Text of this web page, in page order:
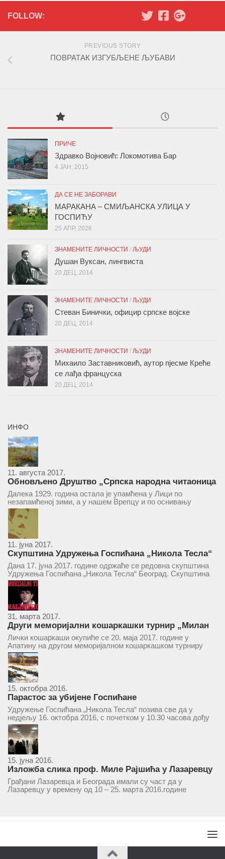
FOLLOW:
PREVIOUS STORY
ПОВРАТАК ИЗГУБЉЕНЕ ЉУБАВИ
ПРИЧЕ
Здравко Војновић: Локомотива Бар
4 ЈАН, 2015
ДА СЕ НЕ ЗАБОРАВИ
МАРАКАНА – СМИЉАНСКА УЛИЦА У
ГОСПИЋУ
25 АПР, 2026
ЗНАМЕНИТЕ ЛИЧНОСТИ / ЉУДИ
Душан Вуксан, лингвиста
20 ДЕЦ, 2014
ЗНАМЕНИТЕ ЛИЧНОСТИ / ЉУДИ
Стеван Бинички, официр српске војске
20 ДЕЦ, 2014
ЗНАМЕНИТЕ ЛИЧНОСТИ / ЉУДИ
Михаило Заставниковић, аутор пјесме Креће
се лађа француска
20 ДЕЦ, 2014
ИНФО
11. августа 2017.
Обновљено Друштво „Српска народна читаоница
и књижница“ у Врепцу
Далека 1929. година остала је упамћена у Лици по
незапамћеној зими, а у нашем Врепцу и по оснивању
Друштва „Српска народна читаоница и књижница у
Врепцу“. Потакнути потребом за културним и духовним
уздизањем група...
11. јуна 2017.
Скупштина Удружења Госпићана „Никола Тесла“
у суботу 17. јуна 2017.
Дана 17. јуна 2017. године одржаће се редовна скупштина
Удружења Госпићана „Никола Тесла“ Београд. Скупштина
ће се одржати у простору ресторана „Тесла“, Савски трг бр.
9 Београд, у 11 часова. За Скупштину је предложен...
31. марта 2017.
Други меморијални кошаркашки турнир „Милан
Маљковић Маљак“ у Апатину 20. маја 2017.
Лички кошаркаши окупиће се 20. маја 2017. године у
Апатину на другом меморијалном кошаркашком турниру
„Милан Маљковић Маљак“. Као и прошле године,
учествоваће екипе Госпића, Личког Осика, Плашког, као и
комбинована екипа кошаркаша из...
15. октобра 2016.
Парастос за убијене Госпићане
Удружење Госпићана „Никола Тесла“ позива све да у
недјељу 16. октобра 2016, с почетком у 10.30 часова дођу
у цркву Светог оца Николаја у Борчи (Улица Вука Караџића
1), гдје ће бити служен парастос за...
15. јуна 2016.
Изложба слика проф. Миле Рајшића у Лазаревцу
Грађани Лазаревца и Београда имали су част да у
Лазаревцу у времену од 10 – 25. марта 2016.године